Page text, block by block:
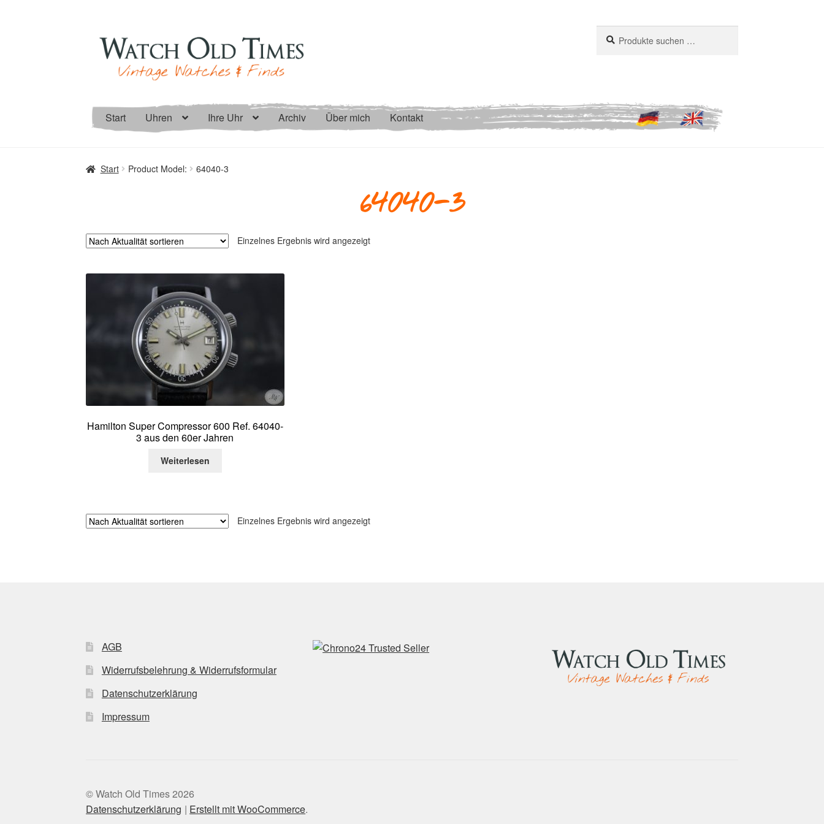
Navigation
springen
Inhalt
springen
nach:
Start Uhren Ihre Uhr Archiv Über mich Kontakt
Start Product Model: 64040-3
64040-3
Einzelnes Ergebnis wird angezeigt
Hamilton Super Compressor 600 Ref. 64040-
3 aus den 60er Jahren
Weiterlesen
Einzelnes Ergebnis wird angezeigt
AGB
Widerrufsbelehrung & Widerrufsformular
Datenschutzerklärung
Impressum
© Watch Old Times 2026
Datenschutzerklärung
Erstellt mit WooCommerce.